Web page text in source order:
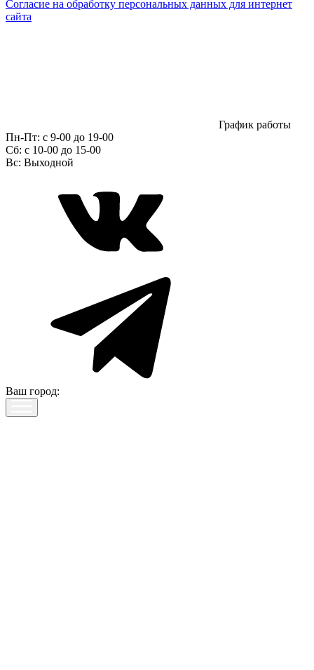
Согласие на обработку персональных данных для интернет
сайта
График работы
Пн-Пт: с 9-00 до 19-00
Сб: c 10-00 до 15-00
Вс: Выходной
Ваш город: